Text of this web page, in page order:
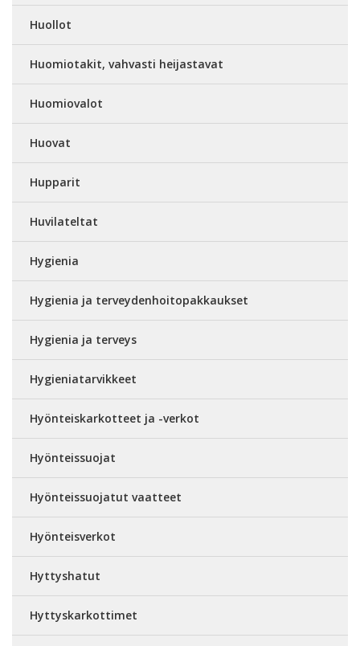
Huollot
Huomiotakit, vahvasti heijastavat
Huomiovalot
Huovat
Hupparit
Huvilateltat
Hygienia
Hygienia ja terveydenhoitopakkaukset
Hygienia ja terveys
Hygieniatarvikkeet
Hyönteiskarkotteet ja -verkot
Hyönteissuojat
Hyönteissuojatut vaatteet
Hyönteisverkot
Hyttyshatut
Hyttyskarkottimet